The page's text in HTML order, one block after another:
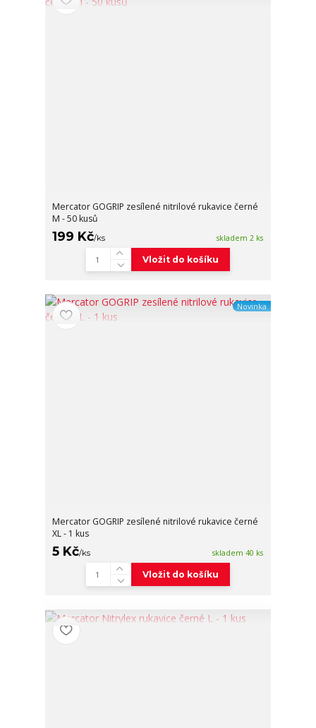
Mercator GOGRIP zesílené nitrilové rukavice černé
M - 50 kusů
199 Kč/ks skladem 2 ks
Vložit do košíku
Novinka
Mercator GOGRIP zesílené nitrilové rukavice černé
XL - 1 kus
5 Kč/ks skladem 40 ks
Vložit do košíku